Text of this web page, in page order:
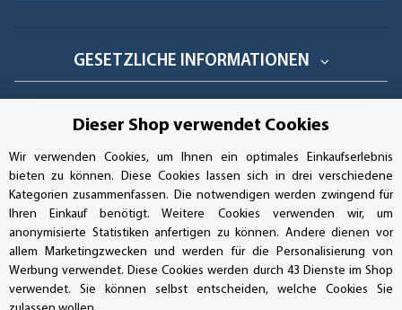
GESETZLICHE INFORMATIONEN
AUFKLEBERDEALER STORE
Handwerkerring 1, D-39326 Wolmirstedt
Dieser Shop verwendet Cookies
Wir verwenden Cookies, um Ihnen ein optimales Einkaufserlebnis
bieten zu können. Diese Cookies lassen sich in drei verschiedene
Kategorien zusammenfassen. Die notwendigen werden zwingend für
Ihren Einkauf benötigt. Weitere Cookies verwenden wir, um
anonymisierte Statistiken anfertigen zu können. Andere dienen vor
allem Marketingzwecken und werden für die Personalisierung von
Werbung verwendet. Diese Cookies werden durch 43 Dienste im Shop
verwendet. Sie können selbst entscheiden, welche Cookies Sie